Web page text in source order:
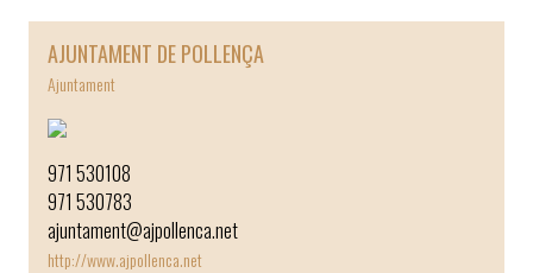
AJUNTAMENT DE POLLENÇA
Ajuntament
971 530108
971 530783
ajuntament@ajpollenca.net
http://www.ajpollenca.net